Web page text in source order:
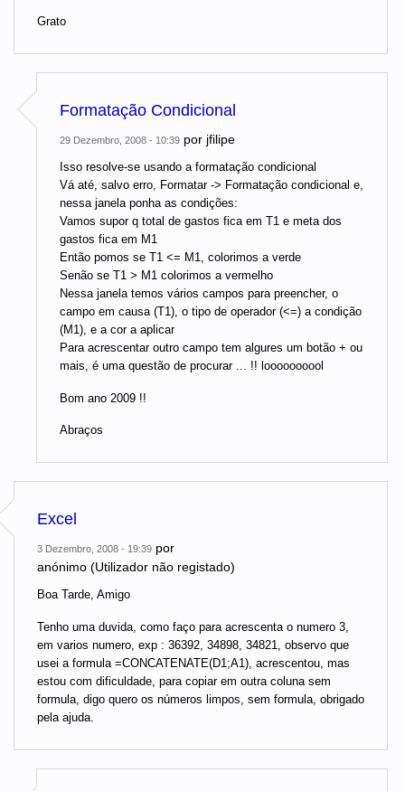
Grato
Formatação Condicional
29 Dezembro, 2008 - 10:39 por jfilipe
Isso resolve-se usando a formatação condicional
Vá até, salvo erro, Formatar -> Formatação condicional e,
nessa janela ponha as condições:
Vamos supor q total de gastos fica em T1 e meta dos
gastos fica em M1
Então pomos se T1 <= M1, colorimos a verde
Senão se T1 > M1 colorimos a vermelho
Nessa janela temos vários campos para preencher, o
campo em causa (T1), o tipo de operador (<=) a condição
(M1), e a cor a aplicar
Para acrescentar outro campo tem algures um botão + ou
mais, é uma questão de procurar ... !! loooooooool
Bom ano 2009 !!
Abraços
Excel
3 Dezembro, 2008 - 19:39 por
anónimo (Utilizador não registado)
Boa Tarde, Amigo
Tenho uma duvida, como faço para acrescenta o numero 3,
em varios numero, exp : 36392, 34898, 34821, observo que
usei a formula =CONCATENATE(D1;A1), acrescentou, mas
estou com dificuldade, para copiar em outra coluna sem
formula, digo quero os números limpos, sem formula, obrigado
pela ajuda.